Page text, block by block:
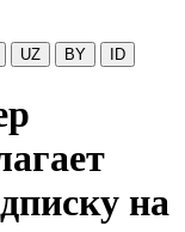
UZ BY ID
на